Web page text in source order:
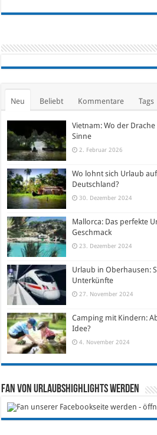
Neu Beliebt Kommentare Tags
Vietnam: Wo der
Sinne
2. Februar 2026
Wo lohnt sich Urlaub
Deutschland?
30. Dezember 2024
Mallorca: Das perfekte
Geschmack
23. Dezember 2024
Urlaub in Oberhausen:
Unterkünfte
27. November 2024
Camping mit Kindern:
Idee?
4. November 2024
Fan von Urlaubshighlights werden